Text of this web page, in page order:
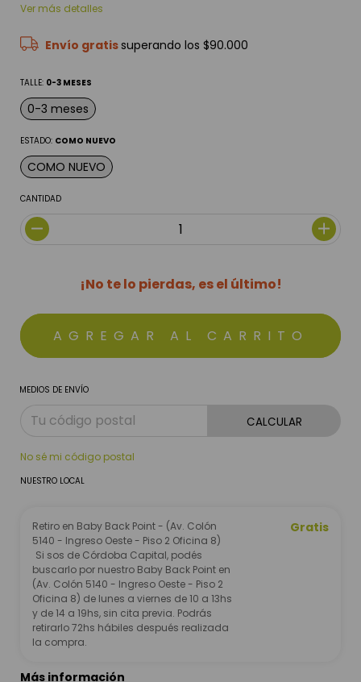
Ver más detalles
Envío gratissuperando los$90.000
TALLE: 0-3 MESES
0-3 meses
ESTADO: COMO NUEVO
COMO NUEVO
CANTIDAD
¡No te lo pierdas, es el último!
MEDIOS DE ENVÍO
CALCULAR
No sé mi código postal
NUESTRO LOCAL
Retiro en Baby Back Point - (Av. Colón
5140 - Ingreso Oeste - Piso 2 Oficina 8)
Si sos de Córdoba Capital, podés
buscarlo por nuestro Baby Back Point en
(Av. Colón 5140 - Ingreso Oeste - Piso 2
Oficina 8) de lunes a viernes de 10 a 13hs
y de 14 a 19hs, sin cita previa. Podrás
retirarlo 72hs hábiles después realizada
la compra.
Gratis
Más información